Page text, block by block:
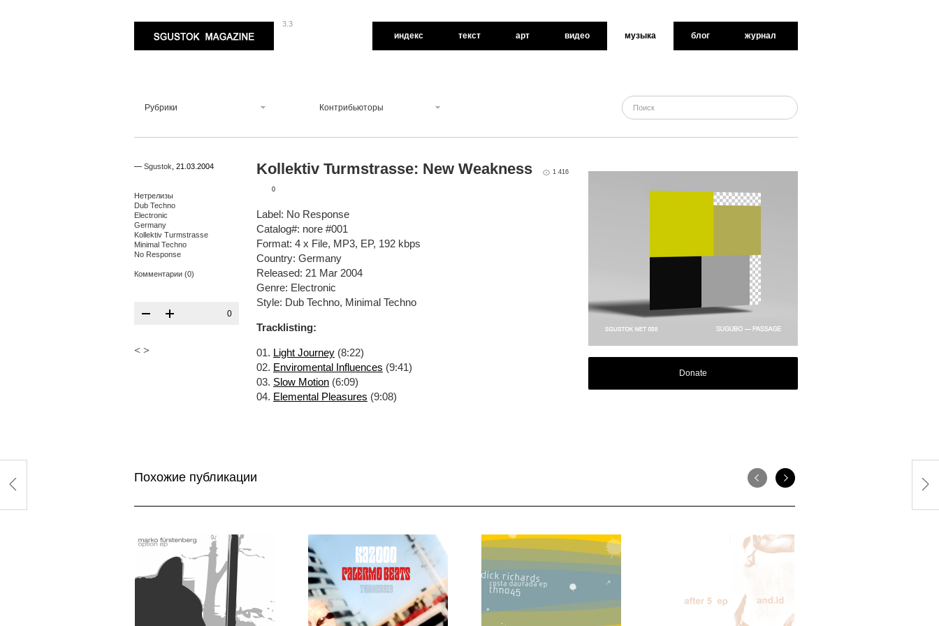
3.3
индекс текст арт видео музыка блог журнал
Рубрики Контрибьюторы
— Sgustok 21.03.2004
Нетрелизы
Dub Techno
Electronic
Germany
Kollektiv Turmstrasse
Minimal Techno
No Response
Комментарии (0)
0
< >
Kollektiv Turmstrasse: New Weakness 1 416
0
Label: No Response
Catalog#: nore #001
Format: 4 x File, MP3, EP, 192 kbps
Country: Germany
Released: 21 Mar 2004
Genre: Electronic
Style: Dub Techno, Minimal Techno
Tracklisting:
01. Light Journey (8:22)
02. Enviromental Influences (9:41)
03. Slow Motion (6:09)
04. Elemental Pleasures (9:08)
Donate
Похожие публикации